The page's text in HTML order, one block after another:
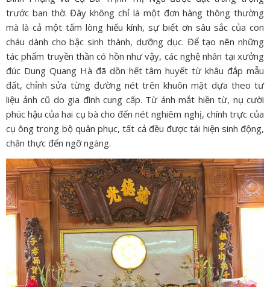
trước ban thờ. Đây không chỉ là một đơn hàng thông thường
mà là cả một tấm lòng hiếu kính, sự biết ơn sâu sắc của con
cháu dành cho bậc sinh thành, dưỡng dục. Để tạo nên những
tác phẩm truyền thần có hồn như vậy, các nghệ nhân tại xưởng
đúc Dung Quang Hà đã dồn hết tâm huyết từ khâu đắp mẫu
đất, chỉnh sửa từng đường nét trên khuôn mặt dựa theo tư
liệu ảnh cũ do gia đình cung cấp. Từ ánh mắt hiền từ, nụ cười
phúc hậu của hai cụ bà cho đến nét nghiêm nghị, chính trực của
cụ ông trong bộ quân phục, tất cả đều được tái hiện sinh động,
chân thực đến ngỡ ngàng.